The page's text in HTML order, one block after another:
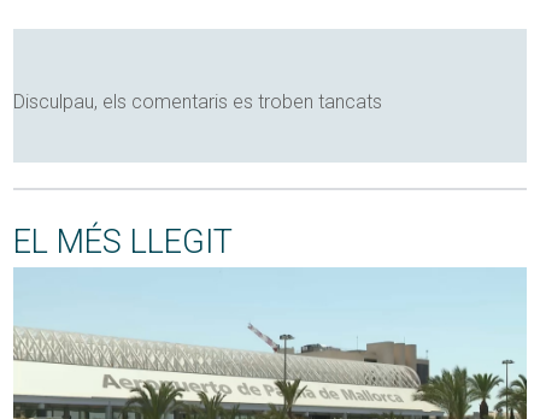
Disculpau, els comentaris es troben tancats
EL MÉS LLEGIT